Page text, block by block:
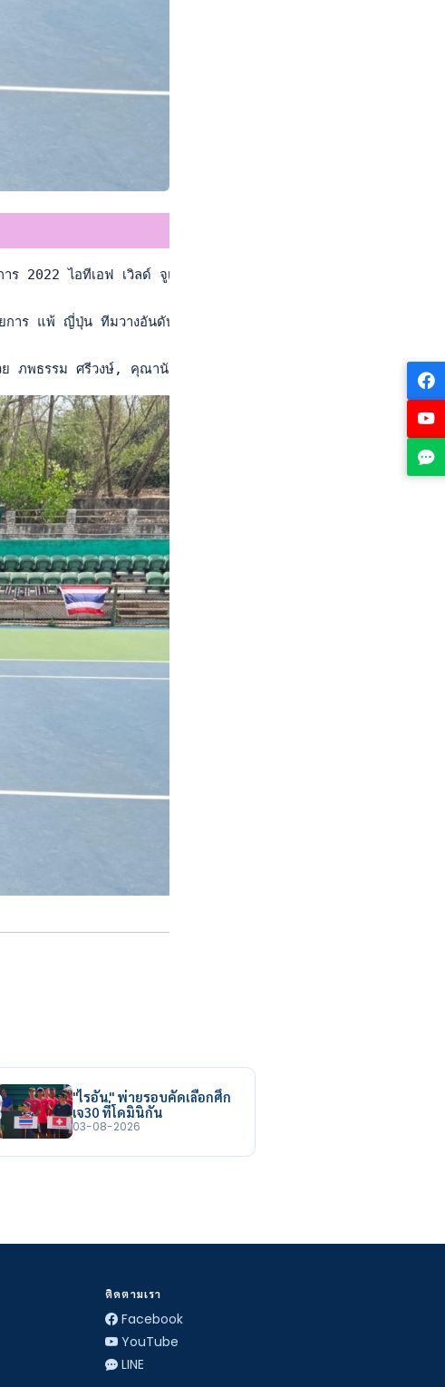
2022 ไอทีเอฟ เวิลด์ จูเนียร์ เทนนิส คอมเพทติชั่น รอบคัดเลือกโ
าร แพ้ ญี่ปุ่น ทีมวางอันดับ 2 รายการ 0-2 คู่ เดี่ยวมือ 2 คุณานัน
ภพธรรม ศรีวงษ์, คุณานันท์ พันธราธร และ ปวรปรัชญ์ งั่นบุญศรี โ
"ไรอัน" พ่ายรอบคัดเลือกศึก
เจ30 ที่โดมินิกัน
03-08-2026
ติดตามเรา
Facebook
YouTube
LINE